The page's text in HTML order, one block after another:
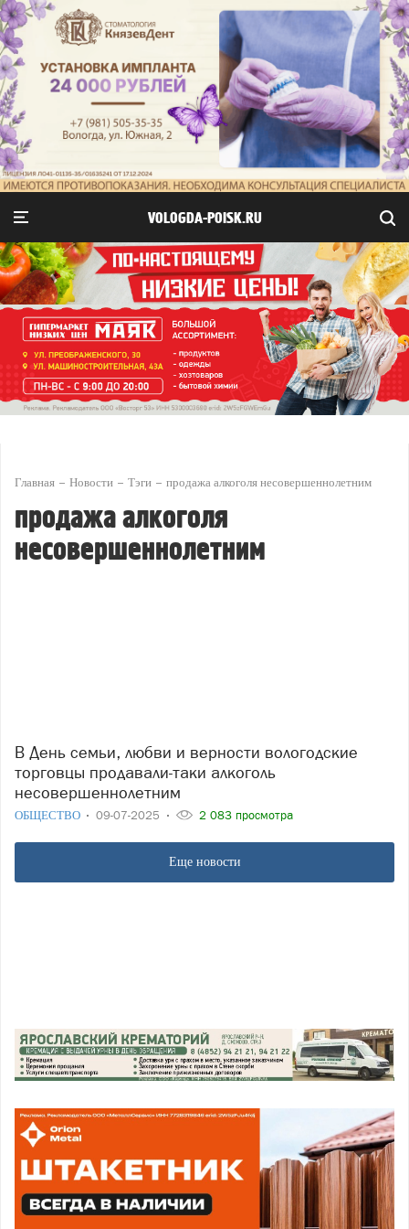
VOLOGDA-POISK.RU
Главная Новости Тэги продажа алкоголя несовершеннолетним
продажа алкоголя
несовершеннолетним
В День семьи, любви и верности вологодские
торговцы продавали-таки алкоголь
несовершеннолетним
ОБЩЕСТВО 09-07-2025 2 083 просмотра
Еще новости